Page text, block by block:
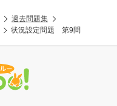
過去問題集
状況設定問題 第9問